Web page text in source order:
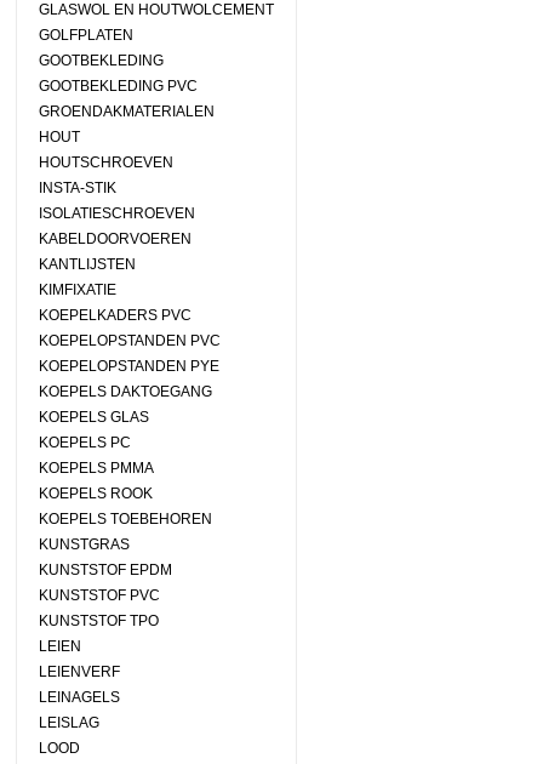
GLASWOL EN HOUTWOLCEMENT
GOLFPLATEN
GOOTBEKLEDING
GOOTBEKLEDING PVC
GROENDAKMATERIALEN
HOUT
HOUTSCHROEVEN
INSTA-STIK
ISOLATIESCHROEVEN
KABELDOORVOEREN
KANTLIJSTEN
KIMFIXATIE
KOEPELKADERS PVC
KOEPELOPSTANDEN PVC
KOEPELOPSTANDEN PYE
KOEPELS DAKTOEGANG
KOEPELS GLAS
KOEPELS PC
KOEPELS PMMA
KOEPELS ROOK
KOEPELS TOEBEHOREN
KUNSTGRAS
KUNSTSTOF EPDM
KUNSTSTOF PVC
KUNSTSTOF TPO
LEIEN
LEIENVERF
LEINAGELS
LEISLAG
LOOD